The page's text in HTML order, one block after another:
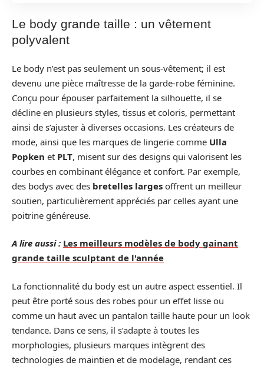
Le body grande taille : un vêtement
polyvalent
Le body n’est pas seulement un sous-vêtement; il est
devenu une pièce maîtresse de la garde-robe féminine.
Conçu pour épouser parfaitement la silhouette, il se
décline en plusieurs styles, tissus et coloris, permettant
ainsi de s’ajuster à diverses occasions. Les créateurs de
mode, ainsi que les marques de lingerie comme Ulla
Popken et PLT, misent sur des designs qui valorisent les
courbes en combinant élégance et confort. Par exemple,
des bodys avec des bretelles larges offrent un meilleur
soutien, particulièrement appréciés par celles ayant une
poitrine généreuse.
A lire aussi : Les meilleurs modèles de body gainant
grande taille sculptant de l'année
La fonctionnalité du body est un autre aspect essentiel. Il
peut être porté sous des robes pour un effet lisse ou
comme un haut avec un pantalon taille haute pour un look
tendance. Dans ce sens, il s’adapte à toutes les
morphologies, plusieurs marques intègrent des
technologies de maintien et de modelage, rendant ces